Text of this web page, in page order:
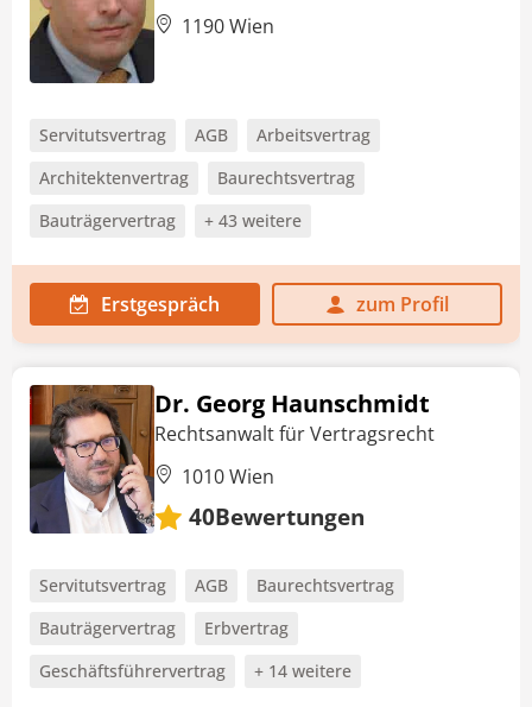
1190 Wien
Servitutsvertrag AGB
Arbeitsvertrag
Architektenvertrag
Baurechtsvertrag
Bauträgervertrag
+ 43 weitere
Erstgespräch zum Profil
Dr. Georg Haunschmidt
Rechtsanwalt für Vertragsrecht
1010 Wien
40Bewertungen
Servitutsvertrag AGB
Baurechtsvertrag
Bauträgervertrag
Erbvertrag
Geschäftsführervertrag
+ 14 weitere